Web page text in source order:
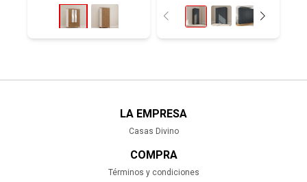
LA EMPRESA
Casas Divino
COMPRA
Términos y condiciones